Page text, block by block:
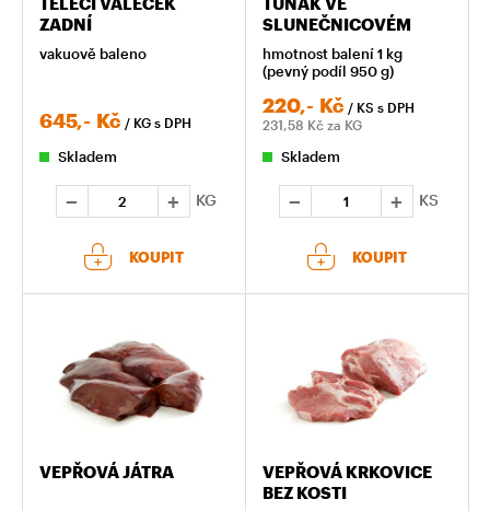
ZADNÍ
vakuově baleno
645,- Kč / KG s DPH
Skladem
KG
KOUPIT
SLUNEČNICOVÉM
OLEJI
hmotnost balení 1 kg
(pevný podíl 950 g)
220,- Kč / KS s DPH
231,58 Kč za KG
Skladem
KS
KOUPIT
VEPŘOVÁ JÁTRA
VEPŘOVÁ KRKOVICE
BEZ KOSTI